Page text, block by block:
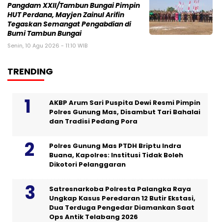
Pangdam XXII/Tambun Bungai Pimpin
HUT Perdana, Mayjen Zainul Arifin
Tegaskan Semangat Pengabdian di
Bumi Tambun Bungai
Senin, 10 Agu 2026 - 11:10 WIB
TRENDING
AKBP Arum Sari Puspita Dewi Resmi Pimpin
Polres Gunung Mas, Disambut Tari Bahalai
dan Tradisi Pedang Pora
Polres Gunung Mas PTDH Briptu Indra
Buana, Kapolres: Institusi Tidak Boleh
Dikotori Pelanggaran
Satresnarkoba Polresta Palangka Raya
Ungkap Kasus Peredaran 12 Butir Ekstasi,
Dua Terduga Pengedar Diamankan Saat
Ops Antik Telabang 2026